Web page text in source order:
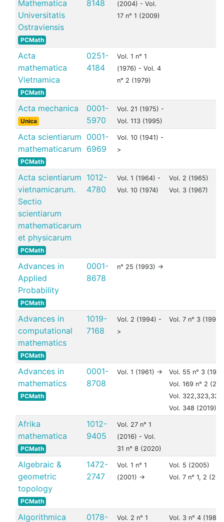
Mathematica
Universitatis
Ostraviensis
PCMath
8148
(2004) - Vol.
17 n° 1 (2009)
Acta
mathematica
Vietnamica
PCMath
0251-
4184
Vol. 1 n° 1
(1976) - Vol. 4
n° 2 (1979)
Acta mechanica
Unica
0001-
5970
Vol. 21 (1975) -
Vol. 113 (1995)
Acta scientiarum
mathematicarum
PCMath
0001-
6969
Vol. 10 (1941) -
>
Acta scientiarum
vietnamicarum.
Sectio
scientiarum
mathematicarum
et physicarum
PCMath
1012-
4780
Vol. 1 (1964) -
Vol. 10 (1974)
Vol. 2 (1965)
Vol. 3 (1967)
Advances in
Applied
Probability
PCMath
0001-
8678
n° 25 (1993) ->
Advances in
computational
mathematics
PCMath
1019-
7168
Vol. 2 (1994) -
>
Vol. 7 n° 3 (1997)
Advances in
mathematics
PCMath
0001-
8708
Vol. 1 (1961) ->
Vol. 55 n° 3
Vol. 169 n° 2
Vol. 322,323,324
Vol. 348 (2019)
Afrika
mathematica
PCMath
1012-
9405
Vol. 27 n° 1
(2016) - Vol.
31 n° 8 (2020)
Algebraic &
geometric
topology
PCMath
1472-
2747
Vol. 1 n° 1
(2001) ->
Vol. 5 (2005)
Vol. 7 n° 1, 2
Algorithmica 0178- Vol. 2 n° 1 Vol. 3 n° 4 (1988)